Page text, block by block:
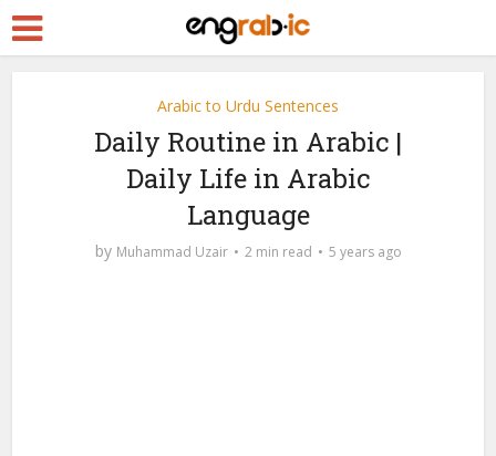
Arabic to Urdu Sentences
Daily Routine in Arabic |
Daily Life in Arabic
Language
by Muhammad Uzair 2 min read 5 years ago